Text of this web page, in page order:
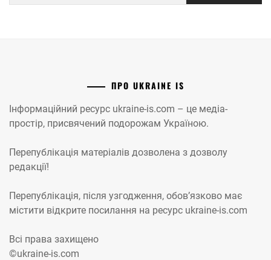
ПРО UKRAINE IS
Інформаційний ресурс ukraine-is.com – це медіа-
простір, присвячений подорожам Україною.
Перепублікація матеріалів дозволена з дозволу
редакції!
Перепублікація, після узгодження, обов’язково має
містити відкрите посилання на ресурс ukraine-is.com
Всі права захищено
©ukraine-is.com